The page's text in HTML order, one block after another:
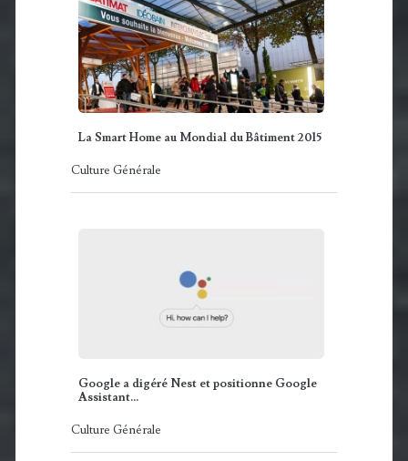
La Smart Home au Mondial du Bâtiment 2015
Culture Générale
Google a digéré Nest et positionne Google
Assistant…
Culture Générale